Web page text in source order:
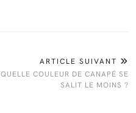
ARTICLE SUIVANT
QUELLE COULEUR DE CANAPÉ SE
SALIT LE MOINS ?